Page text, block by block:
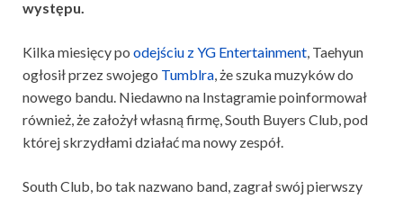
występu.
Kilka miesięcy po odejściu z YG Entertainment, Taehyun
ogłosił przez swojego Tumblra, że szuka muzyków do
nowego bandu. Niedawno na Instagramie poinformował
również, że założył własną firmę, South Buyers Club, pod
której skrzydłami działać ma nowy zespół.
South Club, bo tak nazwano band, zagrał swój pierwszy